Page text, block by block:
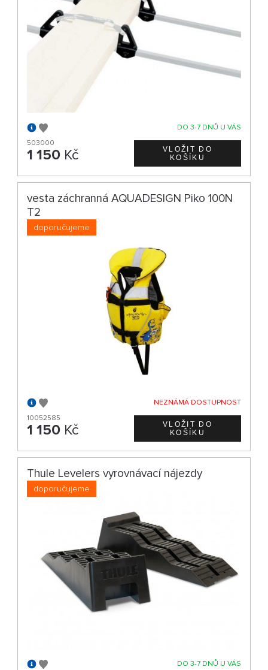
DO 3-7 DNŮ U VÁS
503000
1 150 Kč
vesta záchranná AQUADESIGN Piko 100N
T2
doporučujeme
NEZNÁMÁ DOSTUPNOST
10052585
1 150 Kč
Thule Levelers vyrovnávací nájezdy
doporučujeme
DO 3-7 DNŮ U VÁS